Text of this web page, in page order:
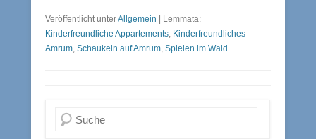
Veröffentlicht unterAllgemein
Lemmata:
Kinderfreundliche Appartements, Kinderfreundliches
Amrum, Schaukeln auf Amrum, Spielen im Wald
Suchen